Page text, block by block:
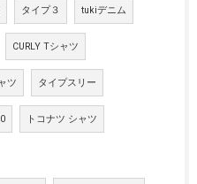
タイプ３ tukiデニム
CURLY Tシャツ
ツ タイプスリー
トコナツ シャツ